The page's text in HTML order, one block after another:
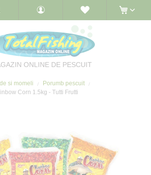
ONLINE DE PESCUIT
si momeli
Porumb pescuit
Corn 1.5kg - Tutti Frutti